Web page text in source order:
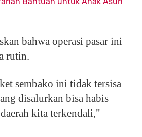
bahwa operasi pasar ini
rutin.
sembako ini tidak tersisa
disalurkan bisa habis
kita terkendali,"